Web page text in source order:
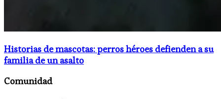
Historias de mascotas: perros héroes defienden a su
familia de un asalto
Comunidad